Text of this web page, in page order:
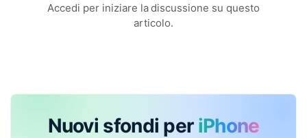
Accedi per iniziare la discussione su questo
articolo.
Nuovi sfondi per iPhone